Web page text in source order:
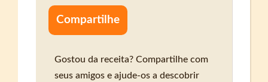
Compartilhe
Gostou da receita? Compartilhe com
seus amigos e ajude-os a descobrir